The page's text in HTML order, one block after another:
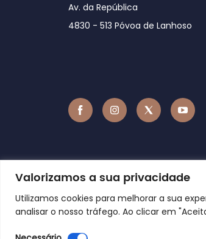
Valorizamos a sua privacidade
Utilizamos cookies para melhorar a sua
analisar o nosso tráfego. Ao clicar em
Av. da República
4830 - 513 Póvoa de Lanhoso